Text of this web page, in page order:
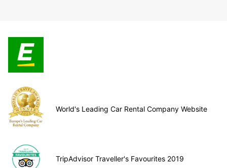
World's Leading Car Rental Company Website
TripAdvisor Traveller's Favourites 2019